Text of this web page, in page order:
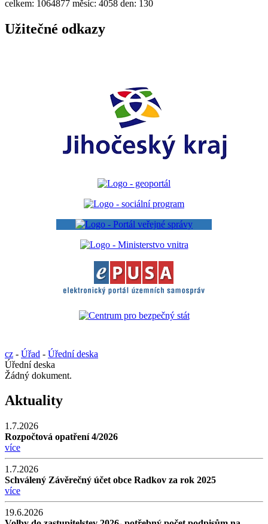
celkem: 1064877 měsíc: 4058 den: 130
Užitečné odkazy
cz - Úřad - Úřední deska
Úřední deska
Žádný dokument.
Aktuality
1.7.2026
Rozpočtová opatření 4/2026
více
1.7.2026
Schválený Závěrečný účet obce Radkov za rok 2025
více
19.6.2026